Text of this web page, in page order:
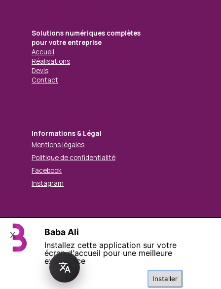
Solutions numériques complètes
pour votre entreprise
Accueil
Réalisations
Devis
Contact
Informations & Légal
Mentions légales
Politique de confidentialité
Facebook
Instagram
© Mohamed BABA ALI. Tous droits réservés.
Retourner au contenu
Baba Ali
Installez cette application sur votre
écran d'accueil pour une meilleure
expérience
Installer
X